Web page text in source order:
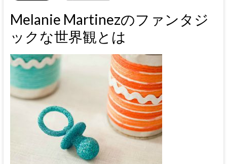
Melanie Martinezのファンタジ
ックな世界観とは